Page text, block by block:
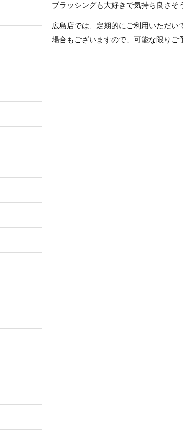
ブラッシングも大好きで気持ち良さそ
広島店では、定期的にご利用いただ
場合もございますので、可能な限りご